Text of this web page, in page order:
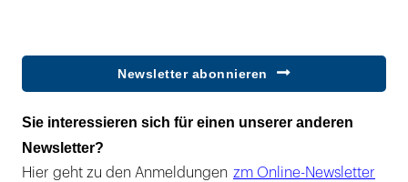
Newsletter abonnieren
Sie interessieren sich für einen unserer anderen
Newsletter?
Hier geht zu den Anmeldungen zm Online-Newsletter